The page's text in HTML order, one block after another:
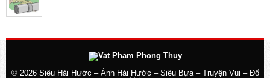
© 2026 Siêu Hài Hước – Ảnh Hài Hước – Siêu Bựa – Truyện Vui – Đố